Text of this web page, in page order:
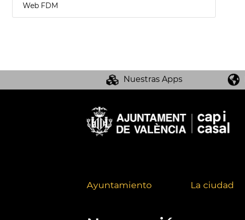
Web FDM
Nuestras Apps
Ayuntamiento La ciudad